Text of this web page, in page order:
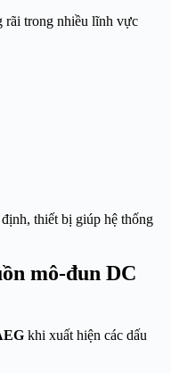
rãi trong nhiều lĩnh vực
thiết bị giúp hệ thống
mô-đun DC
khi xuất hiện các dấu